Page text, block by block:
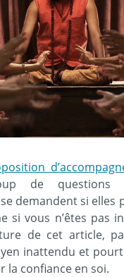
de questions
demandent si elles
si vous n’êtes pas
de cet article,
inattendu et
la confiance en soi.